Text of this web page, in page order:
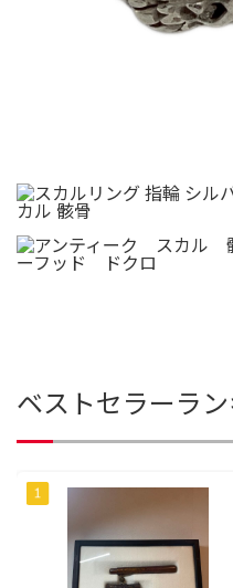
ベストセラーラ